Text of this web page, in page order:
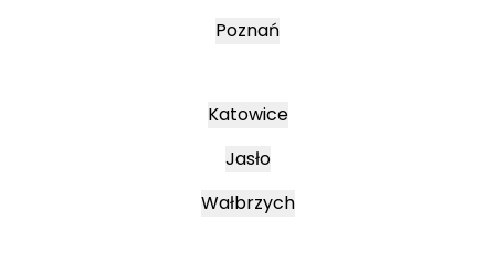
Poznań
Katowice
Jasło
Wałbrzych